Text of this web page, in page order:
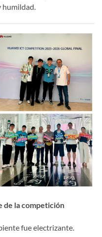
humildad.
de la competición
fue electrizante.